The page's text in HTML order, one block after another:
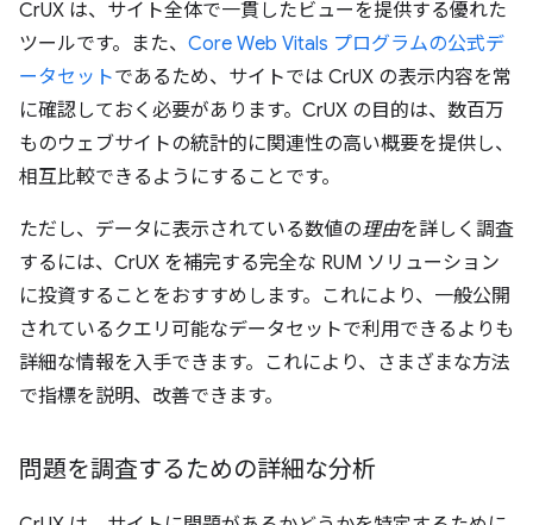
CrUX は、サイト全体で一貫したビューを提供する優れた
ツールです。また、 Core Web Vitals プログラムの公式デ
ータセットであるため、サイトでは CrUX の表示内容を常
に確認しておく必要があります。CrUX の目的は、数百万
ものウェブサイトの統計的に関連性の高い概要を提供し、
相互比較できるようにすることです。
ただし、データに表示されている数値の理由を詳しく調査
するには、CrUX を補完する完全な RUM ソリューション
に投資することをおすすめします。これにより、一般公開
されているクエリ可能なデータセットで利用できるよりも
詳細な情報を入手できます。これにより、さまざまな方法
で指標を説明、改善できます。
問題を調査するための詳細な分析